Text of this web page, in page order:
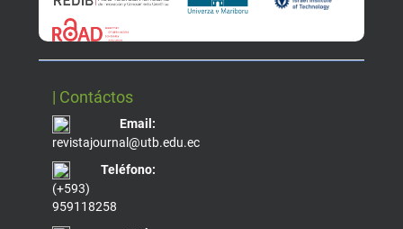
| Contáctos
Email:
revistajournal@utb.edu.ec
Teléfono:
(+593)
959118258